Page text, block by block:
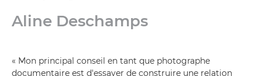
Aline Deschamps
« Mon principal conseil en tant que photographe
documentaire est d'essayer de construire une relation